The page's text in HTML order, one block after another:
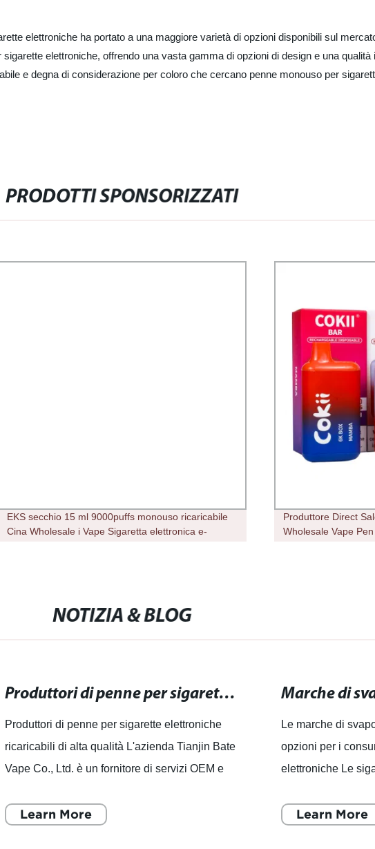
elettroniche ha portato a una maggiore varietà di opzioni disponibili sul
elettroniche, offrendo una vasta gamma di opzioni di design e una
e degna di considerazione per coloro che cercano penne monouso per
PRODOTTI SPONSORIZZATI
EKS secchio 15 ml 9000puffs monouso ricaricabile
Cina Wholesale i Vape Sigaretta elettronica e-
Produttore Direct
Wholesale Vape
NOTIZIA & BLOG
Produttori di penne per sigarette elettroniche ricaricabili di alta qualità
Produttori di penne per sigarette elettroniche
ricaricabili di alta qualità L'azienda Tianjin Bate
Vape Co., Ltd. è un fornitore di servizi OEM e
focalizzat
Learn More
Le marche di
opzioni per i
elettroniche Le
consumatori che
Learn More